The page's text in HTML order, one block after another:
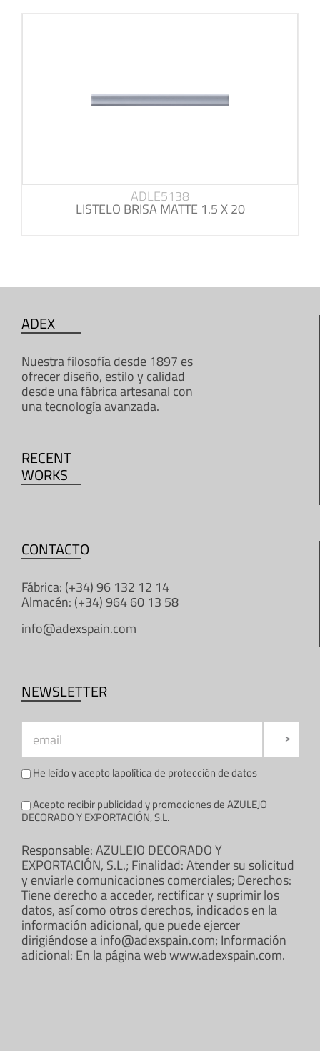
ADLE5138
LISTELO BRISA MATTE 1.5 X 20
ADEX
Nuestra filosofía desde 1897 es
ofrecer diseño, estilo y calidad
desde una fábrica artesanal con
una tecnología avanzada.
RECENT
WORKS
CONTACTO
Fábrica: (+34) 96 132 12 14
Almacén: (+34) 964 60 13 58
info@adexspain.com
NEWSLETTER
He leído y acepto lapolítica de protección de datos
Acepto recibir publicidad y promociones de AZULEJO
DECORADO Y EXPORTACIÓN, S.L.
Responsable: AZULEJO DECORADO Y
EXPORTACIÓN, S.L.; Finalidad: Atender su solicitud
y enviarle comunicaciones comerciales; Derechos:
Tiene derecho a acceder, rectificar y suprimir los
datos, así como otros derechos, indicados en la
información adicional, que puede ejercer
dirigiéndose a info@adexspain.com; Información
adicional: En la página web www.adexspain.com.